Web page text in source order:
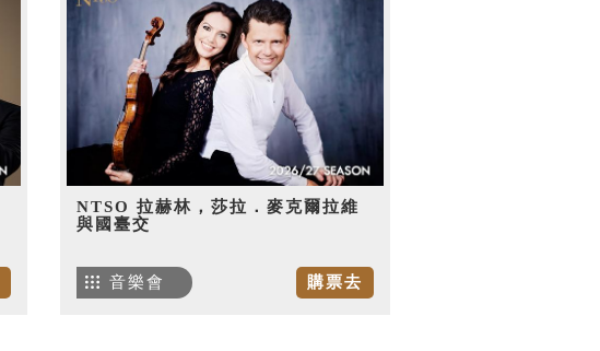
NTSO 拉赫林，莎拉．麥克爾拉維
與國臺交
購票去
音樂會